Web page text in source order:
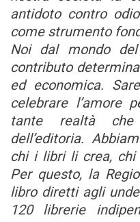
antidoto contro
come strumento
Noi dal mondo
contributo
ed economica.
celebrare l’amore
tante realtà
dell’editoria.
chi i libri li crea,
Per questo, la
libro diretti agli
120 librerie